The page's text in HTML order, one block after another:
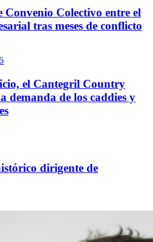
Convenio Colectivo entre el
tras meses de conflicto
el Cantegril Country
demanda de los caddies y
dirigente de